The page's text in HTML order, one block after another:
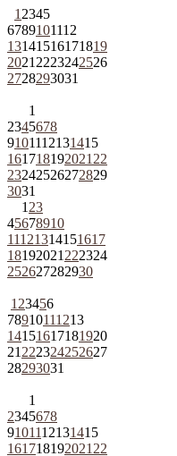
1 2345
6789101112
13141516171819
2021 2223242526
2728293031
1
2345678
9101112131415
161718192021 22
23242526272829
3031
1 23
45678910
11121314151617
18192021 222324
252627282930
1 23456
78910111213
14151617181920
21 222324252627
28293031
1
2345678
9101112131415
161718192021 22